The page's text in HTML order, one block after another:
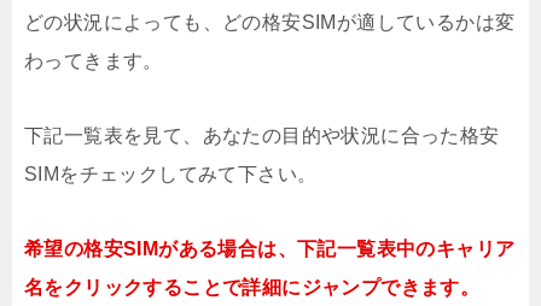
どの状況によっても、どの格安SIMが適しているかは変
わってきます。
下記一覧表を見て、あなたの目的や状況に合った格安
SIMをチェックしてみて下さい。
希望の格安SIMがある場合は、下記一覧表中のキャリア
名をクリックすることで詳細にジャンプできます。